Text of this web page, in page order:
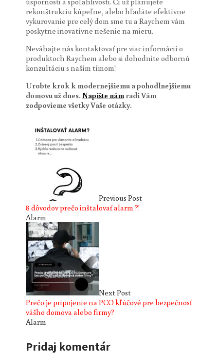
rekonštrukciu kúpeľne, alebo hľadáte efektívne
vykurovanie pre celý dom sme tu a Raychem vám
poskytne inovatívne riešenie na mieru.
Neváhajte nás kontaktovať pre viac informácií o
produktoch Raychem alebo si dohodnite odbornú
konzultáciu s naším tímom!
Urobte krok k modernejšiemu a pohodlnejšiemu
domovu už dnes. Napíšte námradi Vám
zodpovieme všetky Vaše otázky.
Previous Post
8 dôvodov prečo inštalovať alarm ?!
Alarm
Next Post
Prečo je pripojenie na PCO kľúčové pre bezpečnosť
vášho domova alebo firmy?
Alarm
Pridaj komentár